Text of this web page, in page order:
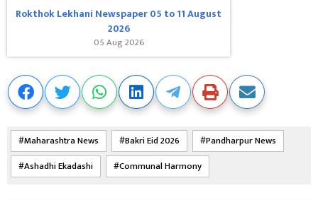
Rokthok Lekhani Newspaper 05 to 11 August
2026
05 Aug 2026
Maharashtra News Bakri Eid 2026
Pandharpur News
Ashadhi Ekadashi
Communal Harmony